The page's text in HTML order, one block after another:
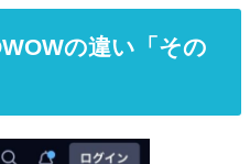
の違い「その